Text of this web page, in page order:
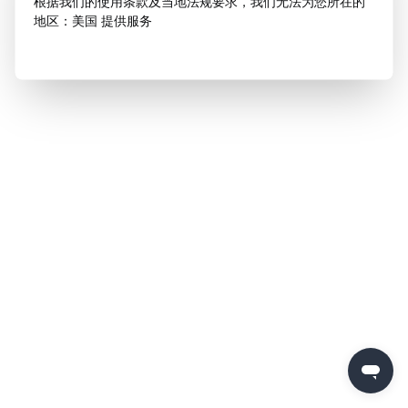
地区：美国 提供服务